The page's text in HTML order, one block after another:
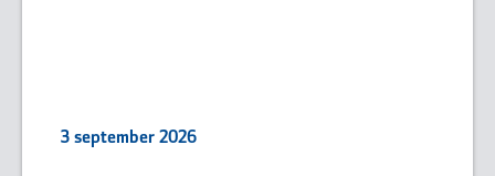
3 september 2026